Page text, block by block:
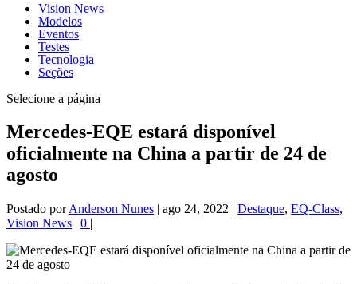
Vision News
Modelos
Eventos
Testes
Tecnologia
Seções
Selecione a página
Mercedes-EQE estará disponível
oficialmente na China a partir de 24 de
agosto
Postado porAnderson Nunes | ago 24, 2022 | Destaque, EQ-Class,
Vision News | 0 |